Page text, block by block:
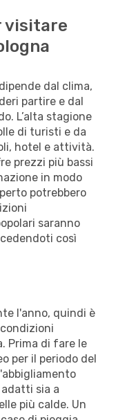
visitare
dal clima,
partire e dal
L’alta stagione
di turisti e da
hotel e attività.
prezzi più bassi
in modo
potrebbero
saranno
così
l'anno, quindi è
Prima di fare le
per il periodo del
sia a
più calde. Un